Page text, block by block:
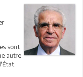
sont
autre